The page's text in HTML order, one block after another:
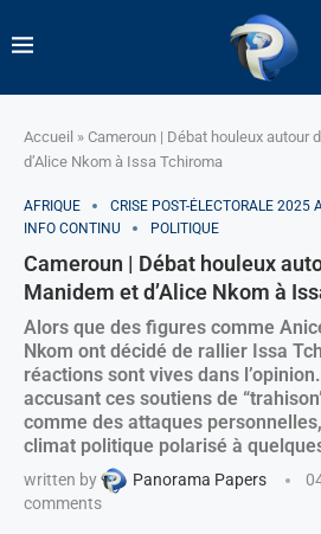
Accueil » Cameroun | Débat houleux autour
d’Alice Nkom à Issa Tchiroma
AFRIQUE
CRISE POST-ÉLECTORALE 2025
INFO CONTINU
POLITIQUE
Cameroun | Débat houleux
Manidem et d’Alice Nkom à
Alors que des figures comme
Nkom ont décidé de rallier Issa
réactions sont vives dans
accusant ces soutiens de
comme des attaques
climat politique polarisé à
written by Panorama Papers
comments